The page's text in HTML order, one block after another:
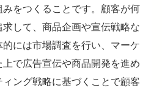
をつくることです。顧客が何
して、商品企画や宣伝戦略な
には市場調査を行い、マーケ
で広告宣伝や商品開発を進め
ング戦略に基づくことで顧客